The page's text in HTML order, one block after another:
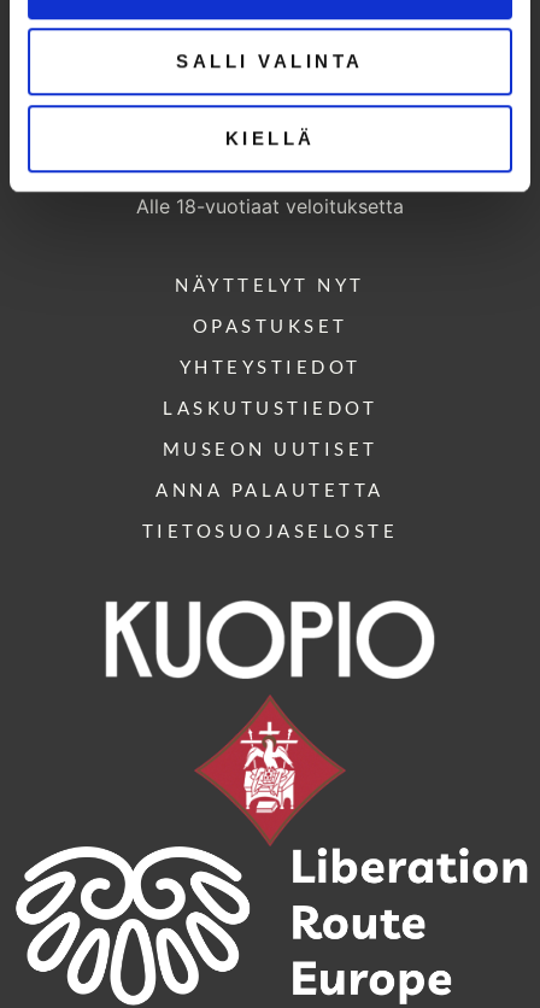
SALLI VALINTA
KIELLÄ
Poikkeusaukioloajat
PÄÄSYLIPUT
Aikuiset 12 €
Opiskelijat ja eläkeläiset 8 €
Alle 18-vuotiaat veloituksetta
NÄYTTELYT NYT
OPASTUKSET
YHTEYSTIEDOT
LASKUTUSTIEDOT
MUSEON UUTISET
ANNA PALAUTETTA
TIETOSUOJASELOSTE